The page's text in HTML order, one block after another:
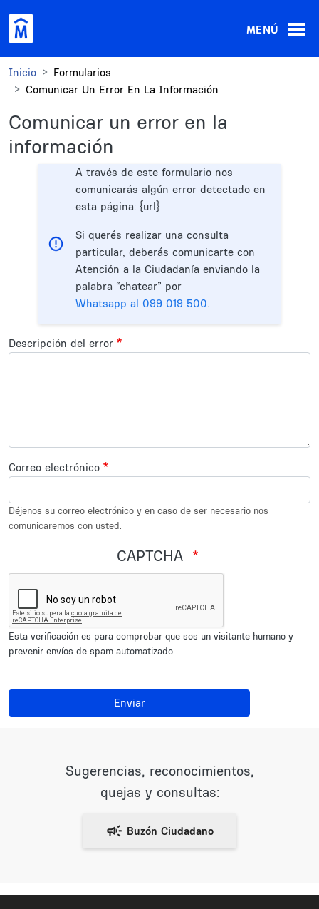
MENÚ
Inicio
Formularios
Comunicar Un Error En La Información
Comunicar un error en la
información
A través de este formulario nos
comunicarás algún error detectado en
esta página: {url}
Si querés realizar una consulta
particular, deberás comunicarte con
Atención a la Ciudadanía enviando la
palabra “chatear” por
Whatsapp al 099 019 500.
Descripción del error
Correo electrónico
Déjenos su correo electrónico y en caso de ser necesario nos
comunicaremos con usted.
CAPTCHA
Esta verificación es para comprobar que sos un visitante humano y
prevenir envíos de spam automatizado.
Enviar
Sugerencias, reconocimientos,
quejas y consultas: